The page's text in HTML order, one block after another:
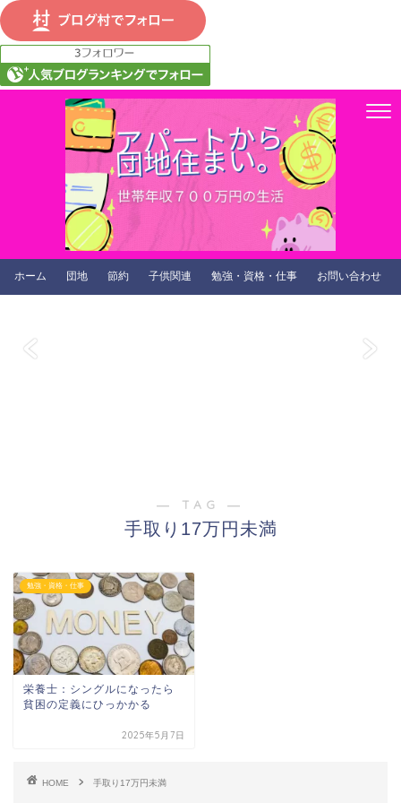
ホーム 団地 節約 子供関連 勉強・資格・仕事 お問い合わせ
― TAG ―
手取り17万円未満
勉強・資格・仕事
栄養士：シングルになったら
貧困の定義にひっかかる
2025年5月7日
HOME 手取り17万円未満